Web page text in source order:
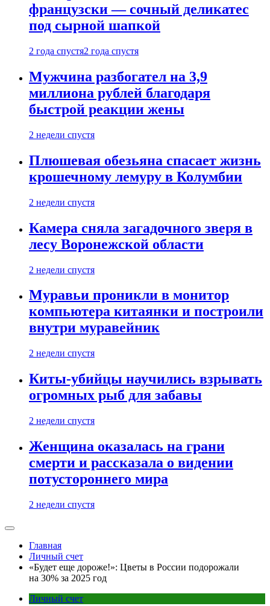
французски — сочный деликатес
под сырной шапкой
2 года спустя2 года спустя
Мужчина разбогател на 3,9
миллиона рублей благодаря
быстрой реакции жены
2 недели спустя
Плюшевая обезьяна спасает жизнь
крошечному лемуру в Колумбии
2 недели спустя
Камера сняла загадочного зверя в
лесу Воронежской области
2 недели спустя
Муравьи проникли в монитор
компьютера китаянки и построили
внутри муравейник
2 недели спустя
Киты-убийцы научились взрывать
огромных рыб для забавы
2 недели спустя
Женщина оказалась на грани
смерти и рассказала о видении
потустороннего мира
2 недели спустя
Главная
Личный счет
«Будет еще дороже!»: Цветы в России подорожали
на 30% за 2025 год
Личный счет